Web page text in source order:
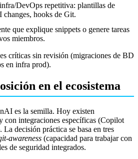
DevOps repetitiva: plantillas de
hooks de Git.
que explique snippets o genere tareas
miembros.
críticas sin revisión (migraciones de BD
en infra prod).
en el ecosistema
es la semilla. Hoy existen
con integraciones específicas (Copilot
decisión práctica se basa en tres
awareness (capacidad para trabajar con
de seguridad integrados.